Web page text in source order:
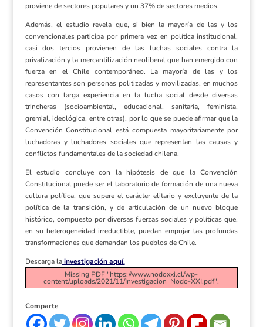
proviene de sectores populares y un 37% de sectores medios.
Además, el estudio revela que, si bien la mayoría de las y los
convencionales participa por primera vez en política institucional,
casi dos tercios provienen de las luchas sociales contra la
privatización y la mercantilización neoliberal que han emergido con
fuerza en el Chile contemporáneo. La mayoría de las y los
representantes son personas politizadas y movilizadas, en muchos
casos con larga experiencia en la lucha social desde diversas
trincheras (socioambiental, educacional, sanitaria, feminista,
gremial, ideológica, entre otras), por lo que se puede afirmar que la
Convención Constitucional está compuesta mayoritariamente por
luchadoras y luchadores sociales que representan las causas y
conflictos fundamentales de la sociedad chilena.
El estudio concluye con la hipótesis de que la Convención
Constitucional puede ser el laboratorio de formación de una nueva
cultura política, que supere el carácter elitario y excluyente de la
política de la transición, y de articulación de un nuevo bloque
histórico, compuesto por diversas fuerzas sociales y políticas que,
en su heterogeneidad irreductible, puedan empujar las profundas
transformaciones que demandan los pueblos de Chile.
Descarga lainvestigación aquí.
Missing PDF "https://www.nodoxxi.cl/wp-
content/uploads/2021/11/Investigacion_Nodo-XXI.pdf".
Comparte